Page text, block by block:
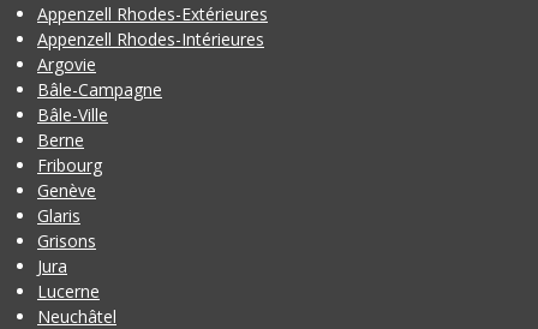
Appenzell Rhodes-Extérieures
Appenzell Rhodes-Intérieures
Argovie
Bâle-Campagne
Bâle-Ville
Berne
Fribourg
Genève
Glaris
Grisons
Jura
Lucerne
Neuchâtel